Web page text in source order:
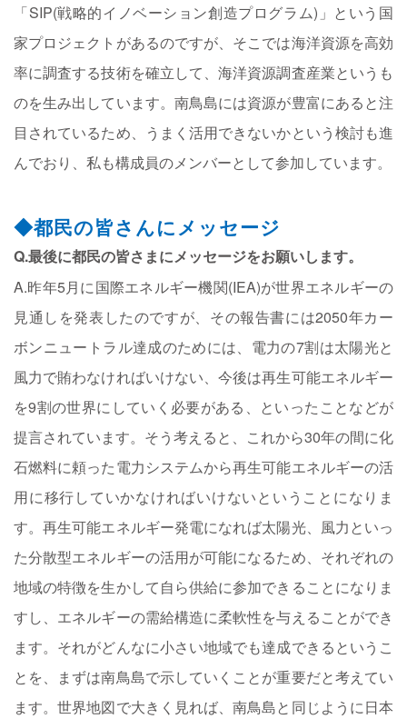
「SIP(戦略的イノベーション創造プログラム)」という国
家プロジェクトがあるのですが、そこでは海洋資源を高効
率に調査する技術を確立して、海洋資源調査産業というも
のを生み出しています。南鳥島には資源が豊富にあると注
目されているため、うまく活用できないかという検討も進
んでおり、私も構成員のメンバーとして参加しています。
◆都民の皆さんにメッセージ
Q.最後に都民の皆さまにメッセージをお願いします。
A.昨年5月に国際エネルギー機関(IEA)が世界エネルギーの
見通しを発表したのですが、その報告書には2050年カー
ボンニュートラル達成のためには、電力の7割は太陽光と
風力で賄わなければいけない、今後は再生可能エネルギー
を9割の世界にしていく必要がある、といったことなどが
提言されています。そう考えると、これから30年の間に化
石燃料に頼った電力システムから再生可能エネルギーの活
用に移行していかなければいけないということになりま
す。再生可能エネルギー発電になれば太陽光、風力といっ
た分散型エネルギーの活用が可能になるため、それぞれの
地域の特徴を生かして自ら供給に参加できることになりま
すし、エネルギーの需給構造に柔軟性を与えることができ
ます。それがどんなに小さい地域でも達成できるというこ
とを、まずは南鳥島で示していくことが重要だと考えてい
ます。世界地図で大きく見れば、南鳥島と同じように日本